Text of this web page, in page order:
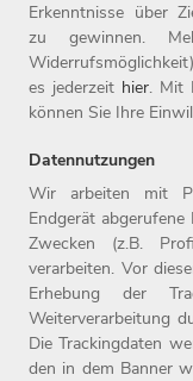
BEREIT,
Home
Arbeitgeber
Erkenntnisse über
zu gewinnen.
es jederzeit hier. Mit
können Sie Ihre
Datennutzungen
Wir arbeiten mit
Endgerät abgerufene
Zwecken (z.B.
verarbeiten. Vor
Erhebung der
Weiterverarbeitung
Die Trackingdaten
den in dem Banner